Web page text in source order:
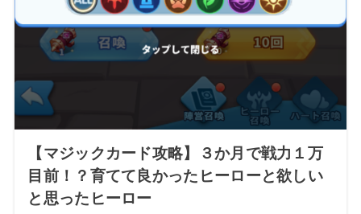
【マジックカード攻略】３か月で戦力１万
目前！？育てて良かったヒーローと欲しい
と思ったヒーロー